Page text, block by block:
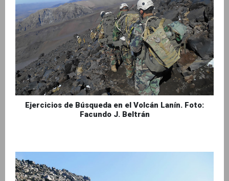
Ejercicios de Búsqueda en el Volcán Lanín. Foto:
Facundo J. Beltrán